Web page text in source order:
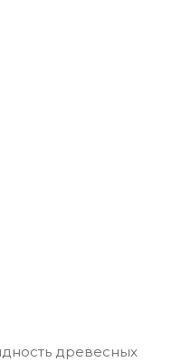
древесных